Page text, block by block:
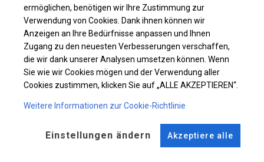
Einzelheiten ansehen
Plane ändern
ermöglichen, benötigen wir Ihre Zustimmung zur
Verwendung von Cookies. Dank ihnen können wir
Anzeigen an Ihre Bedürfnisse anpassen und Ihnen
Zugang zu den neuesten Verbesserungen verschaffen,
die wir dank unserer Analysen umsetzen können. Wenn
Sie wie wir Cookies mögen und der Verwendung aller
Cookies zustimmen, klicken Sie auf „ALLE AKZEPTIEREN“.
Weitere Informationen zur Cookie-Richtlinie
Einstellungen ändern Akzeptiere alle